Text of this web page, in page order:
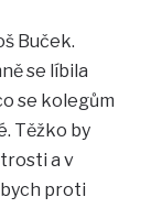
Buček.
se líbila
se kolegům
Těžko by
a v
proti